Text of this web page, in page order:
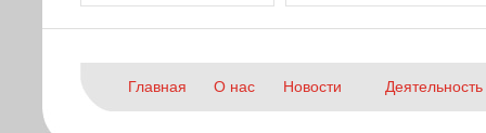
Главная О нас Новости Деятельность